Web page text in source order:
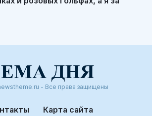
- Все права защищены
Карта сайта